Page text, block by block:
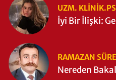
UZM.
İyi Bir İlişki:
RAMAZAN
Nereden